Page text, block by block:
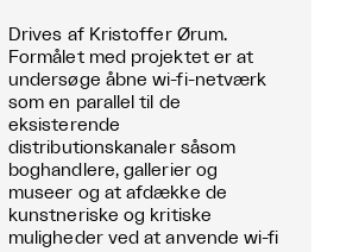
Drives af Kristoffer Ørum.
Formålet med projektet er at
undersøge ​​åbne wi-fi-netværk
som en parallel til de
eksisterende
distributionskanaler såsom
boghandlere, gallerier og
museer og at afdække de
kunstneriske og kritiske
muligheder ved at anvende wi-fi